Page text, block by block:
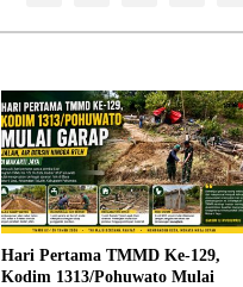
Hari Pertama TMMD Ke-129,
Kodim 1313/Pohuwato Mulai